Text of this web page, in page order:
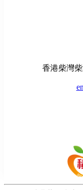
香港柴灣